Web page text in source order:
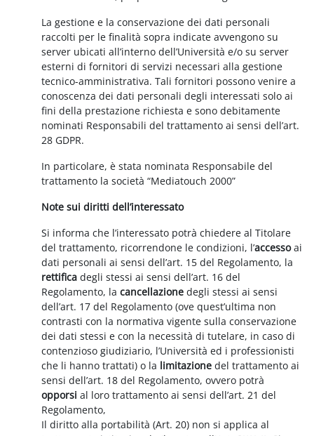
La gestione e la conservazione dei dati personali
raccolti per le finalità sopra indicate avvengono su
server ubicati all’interno dell’Università e/o su server
esterni di fornitori di servizi necessari alla gestione
tecnico-amministrativa. Tali fornitori possono venire a
conoscenza dei dati personali degli interessati solo ai
fini della prestazione richiesta e sono debitamente
nominati Responsabili del trattamento ai sensi dell’art.
28 GDPR.
In particolare, è stata nominata Responsabile del
trattamento la società “Mediatouch 2000”
Note sui diritti dell’interessato
Si informa che l’interessato potrà chiedere al Titolare
del trattamento, ricorrendone le condizioni, l’accessoai
dati personali ai sensi dell’art. 15 del Regolamento, la
rettificadegli stessi ai sensi dell’art. 16 del
Regolamento, lacancellazione degli stessi ai sensi
dell’art. 17 del Regolamento (ove quest’ultima non
contrasti con la normativa vigente sulla conservazione
dei dati stessi e con la necessità di tutelare, in caso di
contenzioso giudiziario, l’Università ed i professionisti
che li hanno trattati) o la limitazione del trattamento ai
sensi dell’art. 18 del Regolamento, ovvero potrà
opporsi al loro trattamento ai sensi dell’art. 21 del
Regolamento,
Il diritto alla portabilità (Art. 20) non si applica al